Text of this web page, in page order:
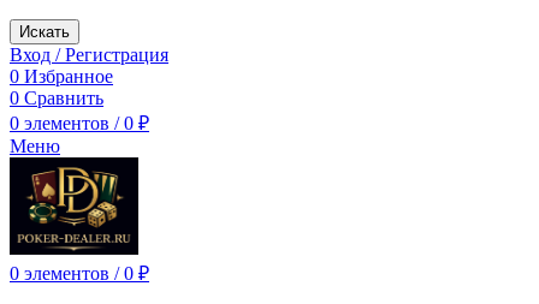
Искать
Вход / Регистрация
0 Избранное
0 Сравнить
0 элементов / 0 ₽
Меню
0 элементов / 0 ₽